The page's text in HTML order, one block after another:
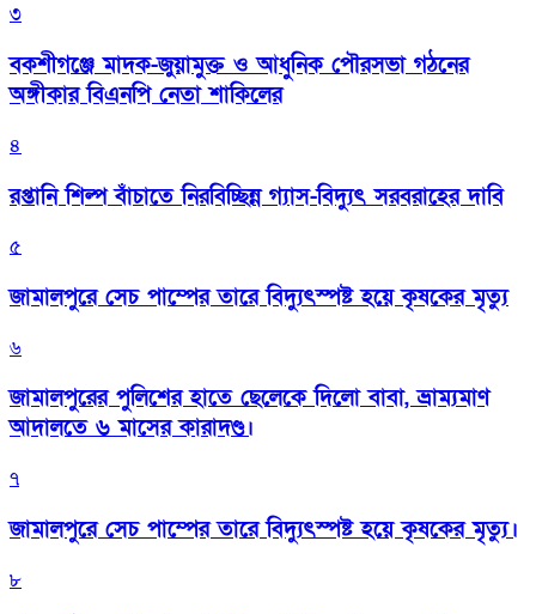
৩
বকশীগঞ্জে মাদক-জুয়ামুক্ত ও আধুনিক পৌরসভা গঠনের
অঙ্গীকার বিএনপি নেতা শাকিলের
৪
রপ্তানি শিল্প বাঁচাতে নিরবিচ্ছিন্ন গ্যাস-বিদ্যুৎ সরবরাহের দাবি
৫
জামালপুরে সেচ পাম্পের তারে বিদ্যুৎস্পষ্ট হয়ে কৃষকের মৃত্যু
৬
জামালপুরের পুলিশের হাতে ছেলেকে দিলো বাবা, ভ্রাম্যমাণ
আদালতে ৬ মাসের কারাদণ্ড।
৭
জামালপুরে সেচ পাম্পের তারে বিদ্যুৎস্পষ্ট হয়ে কৃষকের মৃত্যু।
৮